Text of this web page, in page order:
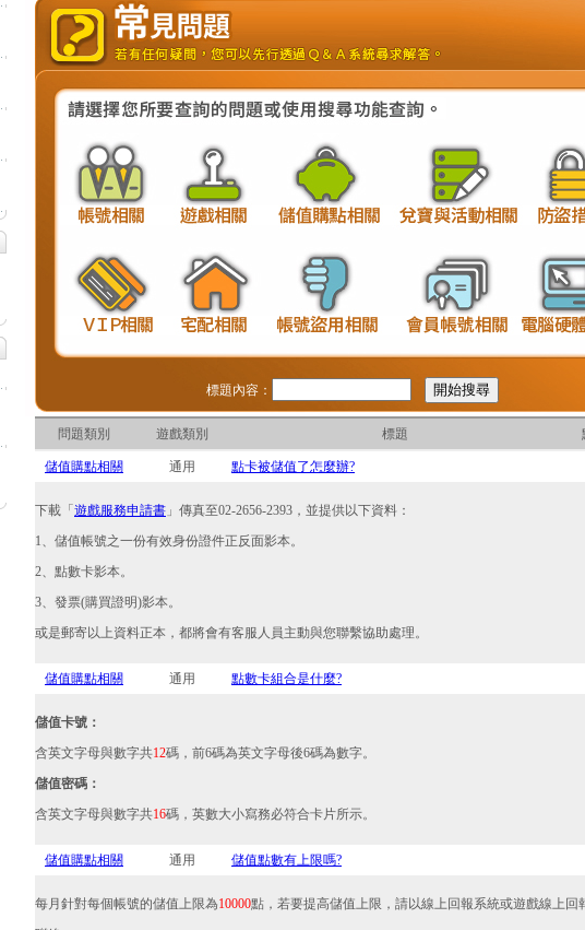
標題內容：
問題類別 遊戲類別 標題
儲值購點相關 通用 點卡被儲值了怎麼辦?
下載「 遊戲服務申請書 」傳真至02-2656-2393，並提供以下資料：
1、儲值帳號之一份有效身份證件正反面影本。
2、點數卡影本。
3、發票(購買證明)影本。
或是郵寄以上資料正本，都將會有客服人員主動與您聯繫協助處理。
儲值購點相關 通用 點數卡組合是什麼?
儲值卡號：
含英文字母與數字共12碼，前6碼為英文字母後6碼為數字。
儲值密碼：
含英文字母與數字共16碼，英數大小寫務必符合卡片所示。
儲值購點相關 通用 儲值點數有上限嗎?
每月針對每個帳號的儲值上限為10000點，若要提高儲值上限，請以線上回報系統或遊戲線上回